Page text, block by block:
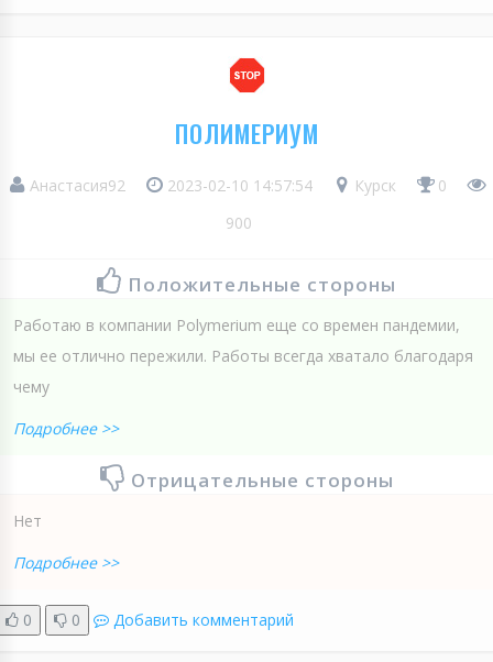
ПОЛИМЕРИУМ
Анастасия92 2023-02-10 14:57:54 Курск
0
900
Положительные стороны
Работаю в компании Polymerium еще со времен пандемии,
мы ее отлично пережили. Работы всегда хватало благодаря
чему
Подробнее >>
Отрицательные стороны
Нет
Подробнее >>
0 0 Добавить комментарий